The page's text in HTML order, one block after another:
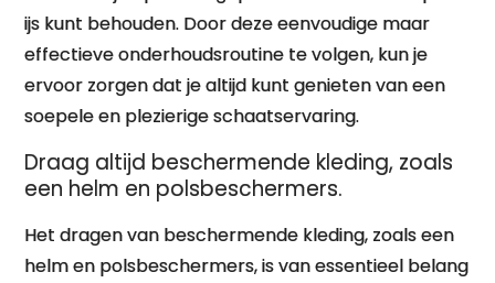
ijs kunt behouden. Door deze eenvoudige maar
effectieve onderhoudsroutine te volgen, kun je
ervoor zorgen dat je altijd kunt genieten van een
soepele en plezierige schaatservaring.
Draag altijd beschermende kleding, zoals
een helm en polsbeschermers.
Het dragen van beschermende kleding, zoals een
helm en polsbeschermers, is van essentieel belang